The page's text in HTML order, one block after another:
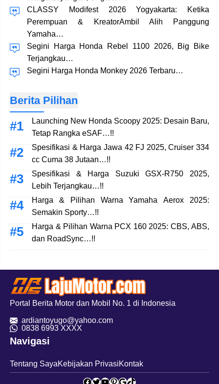
CLASSY Modifest 2026 Yogyakarta: Ketika
Perempuan & KreatorAmbil Alih Panggung
Yamaha…
Segini Harga Honda Rebel 1100 2026, Big Bike
Terjangkau…
Segini Harga Honda Monkey 2026 Terbaru…
Berita Pilihan
Launching New Honda Scoopy 2025: Desain Baru,
Tetap Rangka eSAF…!!
Spesifikasi & Harga Jawa 42 FJ 2025, Cruiser 334
cc Cuma 38 Jutaan…!!
Spesifikasi & Harga Suzuki GSX-R750 2025,
Lebih Terjangkau…!!
Harga & Pilihan Warna Yamaha Aerox 2025:
Semakin Sporty…!!
Harga & Pilihan Warna PCX 160 2025: CBS, ABS,
dan RoadSync…!!
Portal Berita Motor dan Mobil No. 1 di Indonesia
ardiantoyugo@yahoo.com
0838 6993 XXXX
Navigasi
Tentang SayaKebijakan PrivasiKontak
Facebook
Twitter
YouTube
Pinterest
Google
TikTok